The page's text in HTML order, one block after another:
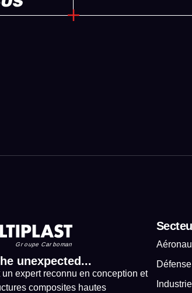
unexpected...
expert reconnu en conception et
composites hautes
Défense
Industrie